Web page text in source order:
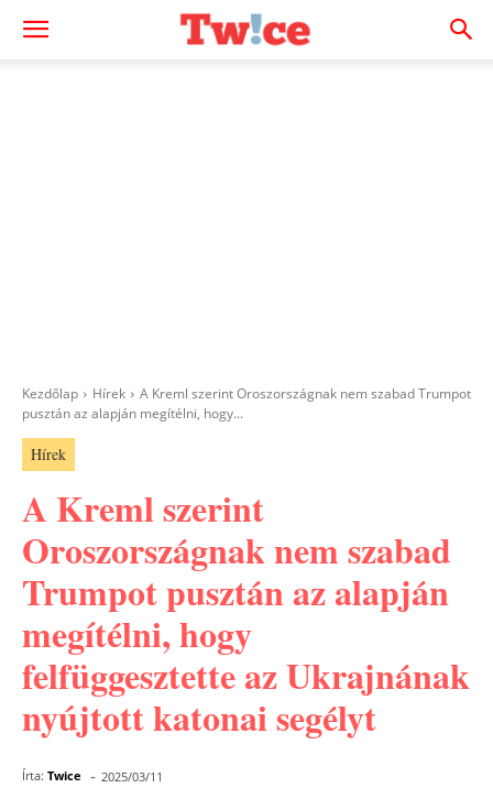
Kezdőlap Hírek
A Kreml szerint Oroszországnak nem szabad Trumpot
pusztán az alapján megítélni, hogy...
Hírek
A Kreml szerint
Oroszországnak nem szabad
Trumpot pusztán az alapján
megítélni, hogy
felfüggesztette az Ukrajnának
nyújtott katonai segélyt
Írta: Twice - 2025/03/11